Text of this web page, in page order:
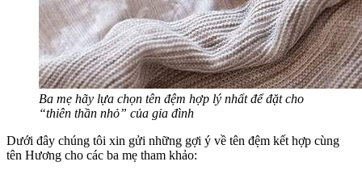
Ba mẹ hãy lựa chọn tên đệm hợp lý nhất để đặt cho
“thiên thần nhỏ” của gia đình
Dưới đây chúng tôi xin gửi những gợi ý về tên đệm kết hợp cùng
tên Hương cho các ba mẹ tham khảo: